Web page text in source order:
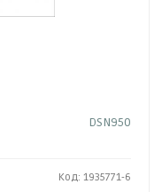
DSN950
Код: 1935771-6